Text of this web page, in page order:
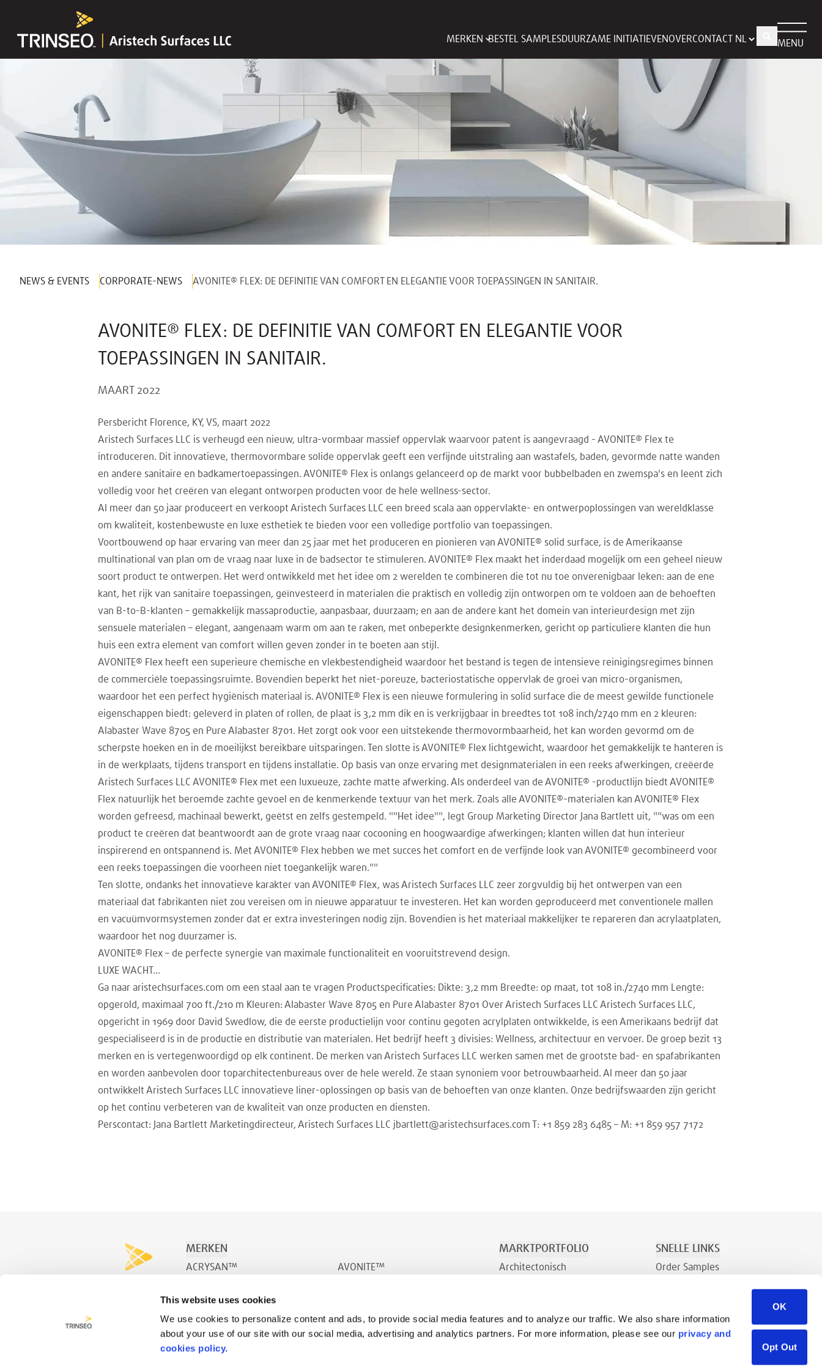
This website uses cookies
We use cookies to personalize content and ads, to provide social media features and to analyze our traffic. We also share information
about your use of our site with our social media, advertising and analytics partners. For more information, please see our privacy and
cookies policy.
OK
Opt Out
MERKEN BESTEL SAMPLES DUURZAME INITIATIEVENOVERCONTACT MENU
NEWS & EVENTS CORPORATE-NEWS AVONITE® FLEX: DE DEFINITIE VAN COMFORT EN ELEGANTIE VOOR TOEPASSINGEN IN SANITAIR.
AVONITE® FLEX: DE DEFINITIE VAN COMFORT EN ELEGANTIE VOOR
TOEPASSINGEN IN SANITAIR.
MAART 2022
Persbericht Florence, KY, VS, maart 2022
Aristech Surfaces LLC is verheugd een nieuw, ultra-vormbaar massief oppervlak waarvoor patent is aangevraagd - AVONITE® Flex te
introduceren. Dit innovatieve, thermovormbare solide oppervlak geeft een verfijnde uitstraling aan wastafels, baden, gevormde natte wanden
en andere sanitaire en badkamertoepassingen. AVONITE® Flex is onlangs gelanceerd op de markt voor bubbelbaden en zwemspa's en leent zich
volledig voor het creëren van elegant ontworpen producten voor de hele wellness-sector.
Al meer dan 50 jaar produceert en verkoopt Aristech Surfaces LLC een breed scala aan oppervlakte- en ontwerpoplossingen van wereldklasse
om kwaliteit, kostenbewuste en luxe esthetiek te bieden voor een volledige portfolio van toepassingen.
Voortbouwend op haar ervaring van meer dan 25 jaar met het produceren en pionieren van AVONITE® solid surface, is de Amerikaanse
multinational van plan om de vraag naar luxe in de badsector te stimuleren. AVONITE® Flex maakt het inderdaad mogelijk om een geheel nieuw
soort product te ontwerpen. Het werd ontwikkeld met het idee om 2 werelden te combineren die tot nu toe onverenigbaar leken: aan de ene
kant, het rijk van sanitaire toepassingen, geïnvesteerd in materialen die praktisch en volledig zijn ontworpen om te voldoen aan de behoeften
van B-to-B-klanten – gemakkelijk massaproductie, aanpasbaar, duurzaam; en aan de andere kant het domein van interieurdesign met zijn
sensuele materialen – elegant, aangenaam warm om aan te raken, met onbeperkte designkenmerken, gericht op particuliere klanten die hun
huis een extra element van comfort willen geven zonder in te boeten aan stijl.
AVONITE® Flex heeft een superieure chemische en vlekbestendigheid waardoor het bestand is tegen de intensieve reinigingsregimes binnen
de commerciële toepassingsruimte. Bovendien beperkt het niet-poreuze, bacteriostatische oppervlak de groei van micro-organismen,
waardoor het een perfect hygiënisch materiaal is. AVONITE® Flex is een nieuwe formulering in solid surface die de meest gewilde functionele
eigenschappen biedt: geleverd in platen of rollen, de plaat is 3,2 mm dik en is verkrijgbaar in breedtes tot 108 inch/2740 mm en 2 kleuren:
Alabaster Wave 8705 en Pure Alabaster 8701. Het zorgt ook voor een uitstekende thermovormbaarheid, het kan worden gevormd om de
scherpste hoeken en in de moeilijkst bereikbare uitsparingen. Ten slotte is AVONITE® Flex lichtgewicht, waardoor het gemakkelijk te hanteren is
in de werkplaats, tijdens transport en tijdens installatie. Op basis van onze ervaring met designmaterialen in een reeks afwerkingen, creëerde
Aristech Surfaces LLC AVONITE® Flex met een luxueuze, zachte matte afwerking. Als onderdeel van de AVONITE® -productlijn biedt AVONITE®
Flex natuurlijk het beroemde zachte gevoel en de kenmerkende textuur van het merk. Zoals alle AVONITE®-materialen kan AVONITE® Flex
worden gefreesd, machinaal bewerkt, geëtst en zelfs gestempeld. ""Het idee"", legt Group Marketing Director Jana Bartlett uit, ""was om een
product te creëren dat beantwoordt aan de grote vraag naar cocooning en hoogwaardige afwerkingen; klanten willen dat hun interieur
inspirerend en ontspannend is. Met AVONITE® Flex hebben we met succes het comfort en de verfijnde look van AVONITE® gecombineerd voor
een reeks toepassingen die voorheen niet toegankelijk waren.""
Ten slotte, ondanks het innovatieve karakter van AVONITE® Flex, was Aristech Surfaces LLC zeer zorgvuldig bij het ontwerpen van een
materiaal dat fabrikanten niet zou vereisen om in nieuwe apparatuur te investeren. Het kan worden geproduceerd met conventionele mallen
en vacuümvormsystemen zonder dat er extra investeringen nodig zijn. Bovendien is het materiaal makkelijker te repareren dan acrylaatplaten,
waardoor het nog duurzamer is.
AVONITE® Flex – de perfecte synergie van maximale functionaliteit en vooruitstrevend design.
LUXE WACHT…
Ga naar aristechsurfaces.com om een staal aan te vragen Productspecificaties: Dikte: 3,2 mm Breedte: op maat, tot 108 in./2740 mm Lengte:
opgerold, maximaal 700 ft./210 m Kleuren: Alabaster Wave 8705 en Pure Alabaster 8701 Over Aristech Surfaces LLC Aristech Surfaces LLC,
opgericht in 1969 door David Swedlow, die de eerste productielijn voor continu gegoten acrylplaten ontwikkelde, is een Amerikaans bedrijf dat
gespecialiseerd is in de productie en distributie van materialen. Het bedrijf heeft 3 divisies: Wellness, architectuur en vervoer. De groep bezit 13
merken en is vertegenwoordigd op elk continent. De merken van Aristech Surfaces LLC werken samen met de grootste bad- en spafabrikanten
en worden aanbevolen door toparchitectenbureaus over de hele wereld. Ze staan synoniem voor betrouwbaarheid. Al meer dan 50 jaar
ontwikkelt Aristech Surfaces LLC innovatieve liner-oplossingen op basis van de behoeften van onze klanten. Onze bedrijfswaarden zijn gericht
op het continu verbeteren van de kwaliteit van onze producten en diensten.
Perscontact: Jana Bartlett Marketingdirecteur, Aristech Surfaces LLC jbartlett@aristechsurfaces.com T: +1 859 283 6485 – M: +1 859 957 7172
MERKEN
ACRYSAN™
ACRYSWIM™
AVONITE™
MARKTPORTFOLIO
Architectonisch
SNELLE LINKS
Order Samples